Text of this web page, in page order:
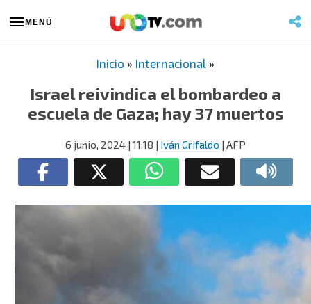
MENÚ
Inicio » Internacional »
Israel reivindica el bombardeo a
escuela de Gaza; hay 37 muertos
6 junio, 2024 | 11:18 | Iván Grifaldo | AFP